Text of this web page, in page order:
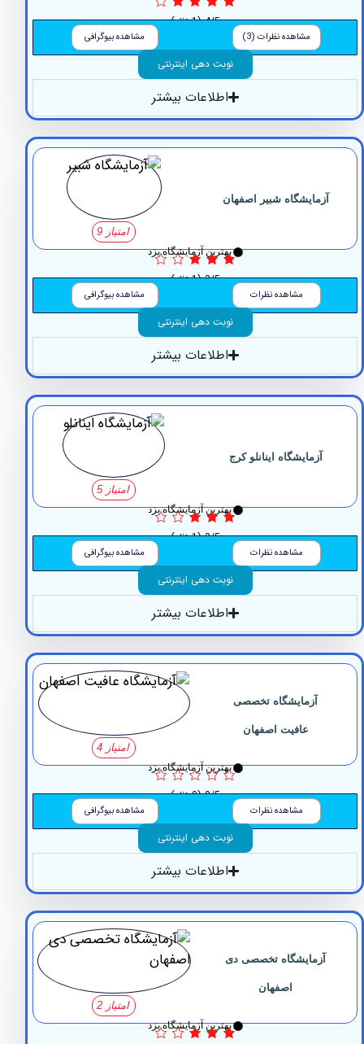
4/5 (1 نظر)
مشاهده نظرات (3) مشاهده بیوگرافی
نوبت دهی اینترنتی
اطلاعات بیشتر
شبیر اصفهان
بهترین آزمایشگاه یزد
3/5 (1 نظر)
مشاهده نظرات مشاهده بیوگرافی
نوبت دهی اینترنتی
اطلاعات بیشتر
آزمایشگاه اینانلو کرج
بهترین آزمایشگاه یزد
3/5 (1 نظر)
مشاهده نظرات مشاهده بیوگرافی
نوبت دهی اینترنتی
اطلاعات بیشتر
آزمایشگاه تخصصی
عافیت اصفهان
بهترین آزمایشگاه یزد
0/5 (0 نظر)
مشاهده نظرات مشاهده بیوگرافی
نوبت دهی اینترنتی
اطلاعات بیشتر
تخصصی دی
بهترین آزمایشگاه یزد